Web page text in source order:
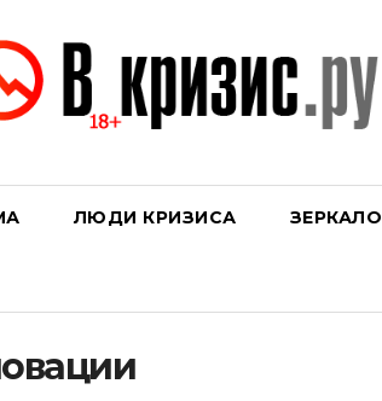
ЛЮДИ КРИЗИСА ЗЕРКАЛО